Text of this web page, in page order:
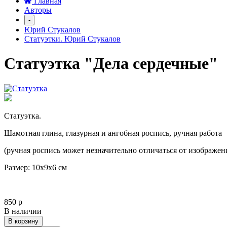
Авторы
-
Юрий Стукалов
Статуэтки. Юрий Стукалов
Статуэтка "Дела сердечные"
Статуэтка.
Шамотная глина, глазурная и ангобная роспись, ручная работа
(ручная роспись может незначительно отличаться от
Размер: 10х9х6 см
850 р
В наличии
В корзину